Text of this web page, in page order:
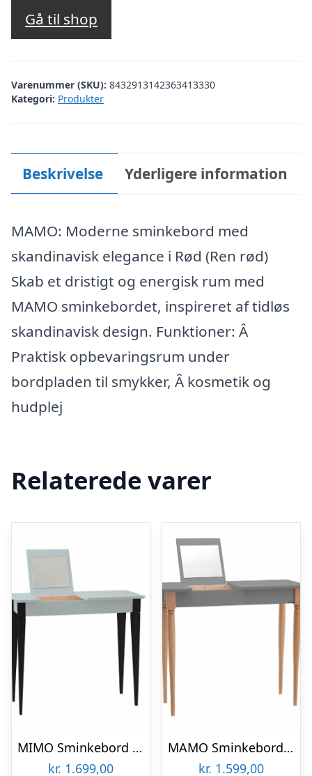
Gå til shop
Varenummer (SKU): 8432913142363413330
Kategori: Produkter
Beskrivelse Yderligere information
MAMO: Moderne sminkebord med
skandinavisk elegance i Rød (Ren rød)
Skab et dristigt og energisk rum med
MAMO sminkebordet, inspireret af tidløs
skandinavisk design. Funktioner: Â
Praktisk opbevaringsrum under
bordpladen til smykker, Â kosmetik og
hudplej
Relaterede varer
MIMO Sminkebord med spejl – 85×35 cm sorte ben / lysegrå
kr. 1.699,00
MAMO Sminkebord med spejl – 65x35cm Mørkegrå
kr. 1.599,00